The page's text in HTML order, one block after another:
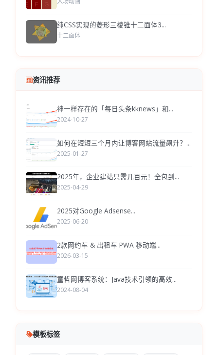
纯CSS实现的菱形三棱锥十二面体3...
十二面体
资讯推荐
神一样存在的「每日头条kknews」和...
2024-10-27
如何在短短三个月内让博客网站流量飙升？...
2025-01-27
2025年，企业建站只需几百元！全包到...
2025-04-29
2025对Google Adsense...
2025-06-20
2款网约车 & 出租车 PWA 移动端...
2026-03-15
童哲网博客系统：Java技术引领的高效...
2024-08-04
模板标签